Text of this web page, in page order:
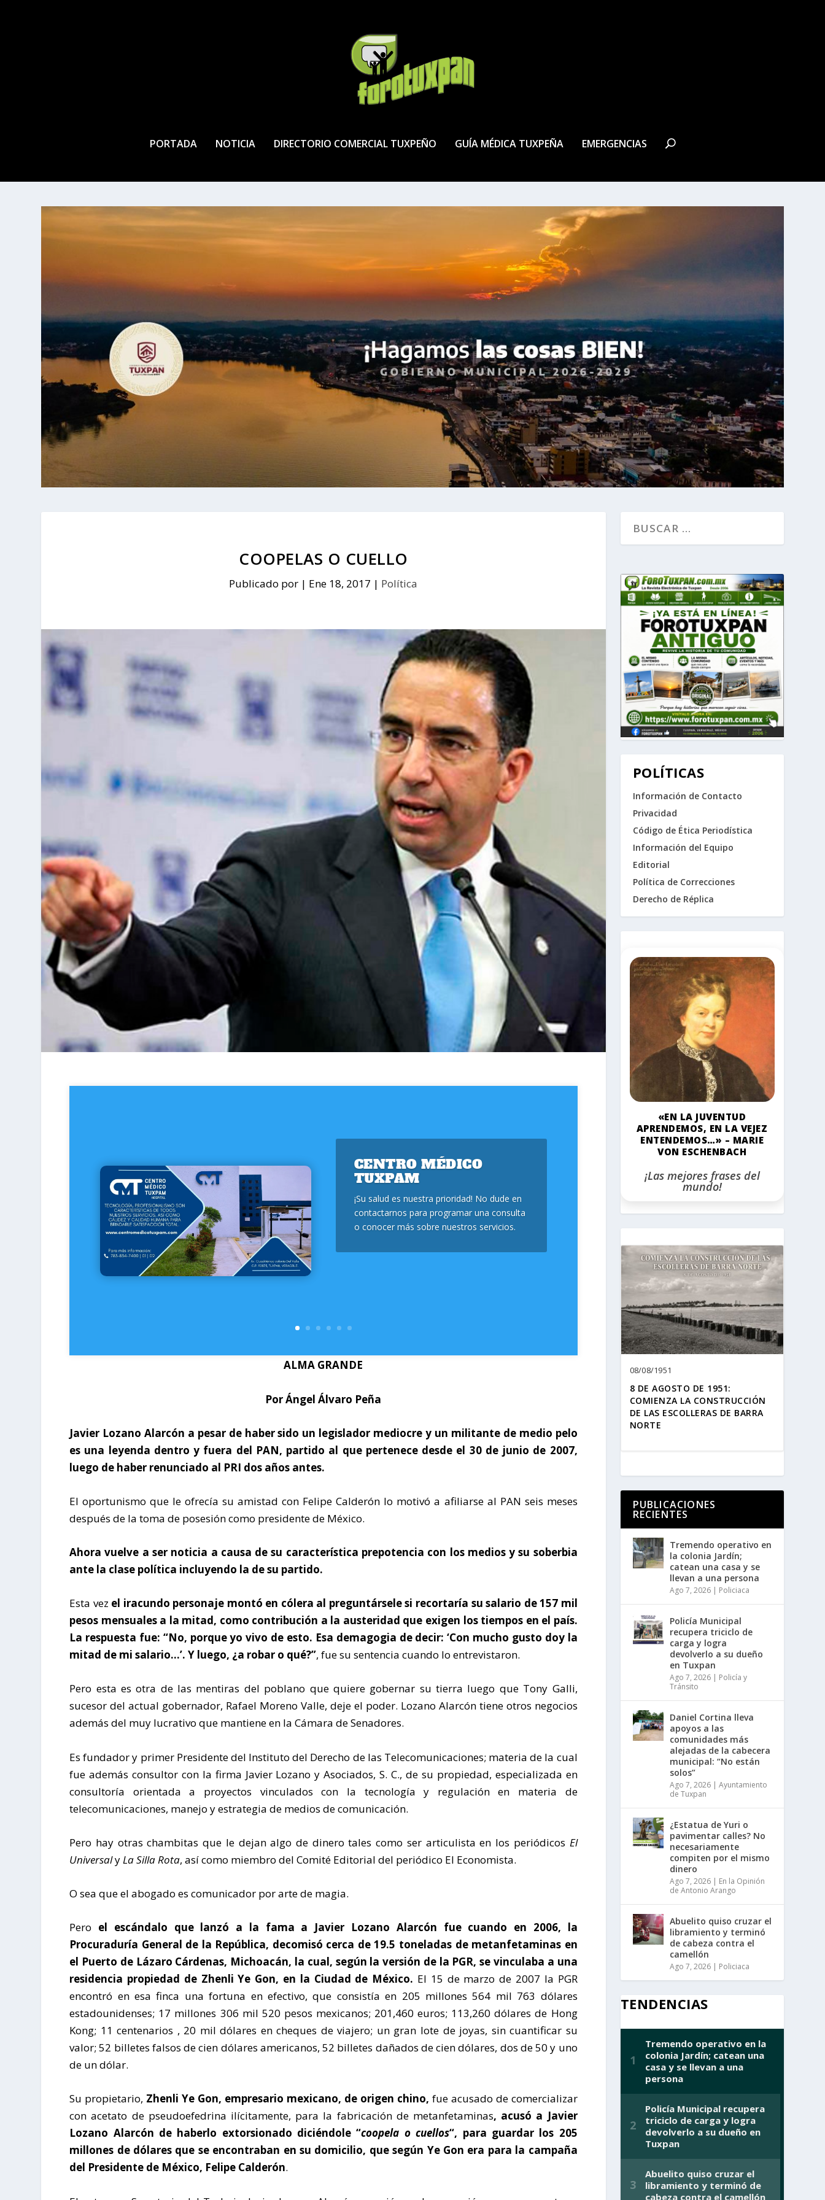
PORTADA NOTICIA DIRECTORIO COMERCIAL TUXPEÑO GUÍA MÉDICA TUXPEÑA EMERGENCIAS
COOPELAS O CUELLO
Publicado por | Ene 18, 2017 | Política
CENTRO MÉDICO
TUXPAM
¡Su salud es nuestra prioridad! No dude en
contactarnos para programar una consulta
o conocer más sobre nuestros servicios.
ALMA GRANDE
Por Ángel Álvaro Peña
Javier Lozano Alarcón a pesar de haber sido un legislador mediocre y un militante de medio pelo
es una leyenda dentro y fuera del PAN, partido al que pertenece desde el 30 de junio de 2007,
luego de haber renunciado al PRI dos años antes.
El oportunismo que le ofrecía su amistad con Felipe Calderón lo motivó a afiliarse al PAN seis meses
después de la toma de posesión como presidente de México.
Ahora vuelve a ser noticia a causa de su característica prepotencia con los medios y su soberbia
ante la clase política incluyendo la de su partido.
Esta vez el iracundo personaje montó en cólera al preguntársele si recortaría su salario de 157 mil
pesos mensuales a la mitad, como contribución a la austeridad que exigen los tiempos en el país.
La respuesta fue: “No, porque yo vivo de esto. Esa demagogia de decir: ‘Con mucho gusto doy la
mitad de mi salario…’. Y luego, ¿a robar o qué?”, fue su sentencia cuando lo entrevistaron.
Pero esta es otra de las mentiras del poblano que quiere gobernar su tierra luego que Tony Galli,
sucesor del actual gobernador, Rafael Moreno Valle, deje el poder. Lozano Alarcón tiene otros negocios
además del muy lucrativo que mantiene en la Cámara de Senadores.
Es fundador y primer Presidente del Instituto del Derecho de las Telecomunicaciones; materia de la cual
fue además consultor con la firma Javier Lozano y Asociados, S. C., de su propiedad, especializada en
consultoría orientada a proyectos vinculados con la tecnología y regulación en materia de
telecomunicaciones, manejo y estrategia de medios de comunicación.
Pero hay otras chambitas que le dejan algo de dinero tales como ser articulista en los periódicos El
UniversalyLa Silla Rota, así como miembro del Comité Editorial del periódico El Economista.
O sea que el abogado es comunicador por arte de magia.
Pero el escándalo que lanzó a la fama a Javier Lozano Alarcón fue cuando en 2006, la
Procuraduría General de la República, decomisó cerca de 19.5 toneladas de metanfetaminas en
el Puerto de Lázaro Cárdenas, Michoacán, la cual, según la versión de la PGR, se vinculaba a una
residencia propiedad de Zhenli Ye Gon, en la Ciudad de México. El 15 de marzo de 2007 la PGR
encontró en esa finca una fortuna en efectivo, que consistía en 205 millones 564 mil 763 dólares
estadounidenses; 17 millones 306 mil 520 pesos mexicanos; 201,460 euros; 113,260 dólares de Hong
Kong; 11 centenarios , 20 mil dólares en cheques de viajero; un gran lote de joyas, sin cuantificar su
valor; 52 billetes falsos de cien dólares americanos, 52 billetes dañados de cien dólares, dos de 50 y uno
de un dólar.
Su propietario, Zhenli Ye Gon, empresario mexicano, de origen chino, fue acusado de comercializar
con acetato de pseudoefedrina ilícitamente, para la fabricación de metanfetaminas, acusó a Javier
Lozano Alarcón de haberlo extorsionado diciéndole “coopela o cuellos“, para guardar los 205
millones de dólares que se encontraban en su domicilio, que según Ye Gon era para la campaña
del Presidente de México, Felipe Calderón.
POLÍTICAS
Información de Contacto
Privacidad
Código de Ética Periodística
Información del Equipo
Editorial
Política de Correcciones
Derecho de Réplica
«EN LA JUVENTUD
APRENDEMOS, EN LA VEJEZ
ENTENDEMOS…» – MARIE
VON ESCHENBACH
¡Las mejores frases del
mundo!
08/08/1951
8 DE AGOSTO DE 1951:
COMIENZA LA CONSTRUCCIÓN
DE LAS ESCOLLERAS DE BARRA
NORTE
PUBLICACIONES
RECIENTES
Tremendo operativo en
la colonia Jardín;
catean una casa y se
llevan a una persona
Ago 7, 2026| Policiaca
Policía Municipal
recupera triciclo de
carga y logra
devolverlo a su dueño
en Tuxpan
Ago 7, 2026| Policía y
Tránsito
Daniel Cortina lleva
apoyos a las
comunidades más
alejadas de la cabecera
municipal: “No están
solos”
Ago 7, 2026| Ayuntamiento
de Tuxpan
¿Estatua de Yuri o
pavimentar calles? No
necesariamente
compiten por el mismo
dinero
Ago 7, 2026| En la Opinión
de Antonio Arango
Abuelito quiso cruzar el
libramiento y terminó
de cabeza contra el
camellón
Ago 7, 2026| Policiaca
TENDENCIAS